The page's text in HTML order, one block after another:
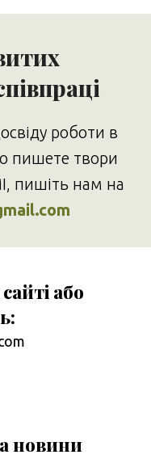
роботи в
пишете твори
пишіть нам на
або
новини